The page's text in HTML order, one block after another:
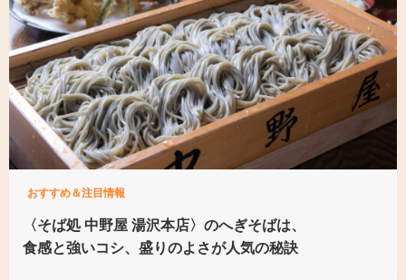
おすすめ＆注目情報
〈そば処 中野屋 湯沢本店〉 のへぎそばは、
食感と強いコシ、 盛りのよさが人気の秘訣